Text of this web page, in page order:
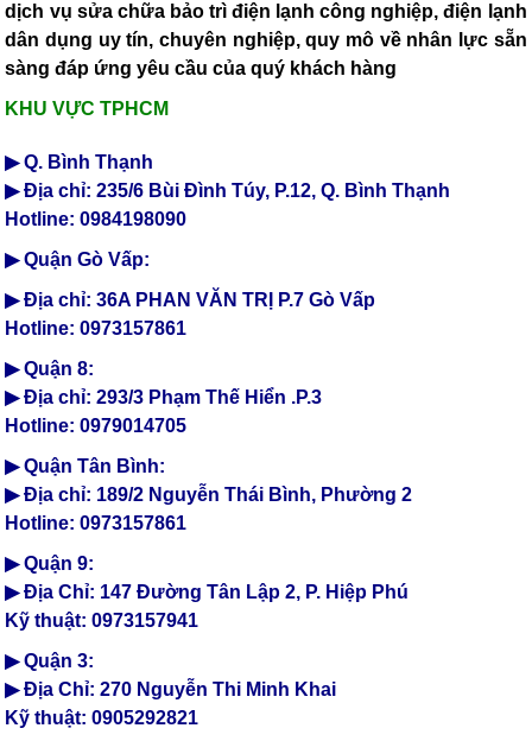
dịch vụ sửa chữa bảo trì điện lạnh công nghiệp, điện lạnh
dân dụng uy tín, chuyên nghiệp, quy mô về nhân lực sẵn
sàng đáp ứng yêu cầu của quý khách hàng
KHU VỰC TPHCM
▶ Q. Bình Thạnh
▶ Địa chỉ: 235/6 Bùi Đình Túy, P.12, Q. Bình Thạnh
Hotline: 0984198090
▶ Quận Gò Vấp:
▶ Địa chỉ: 36A PHAN VĂN TRỊ P.7 Gò Vấp
Hotline: 0973157861
▶ Quận 8:
▶ Địa chỉ: 293/3 Phạm Thế Hiển .P.3
Hotline: 0979014705
▶ Quận Tân Bình:
▶ Địa chỉ: 189/2 Nguyễn Thái Bình, Phường 2
Hotline: 0973157861
▶ Quận 9:
▶ Địa Chỉ: 147 Đường Tân Lập 2, P. Hiệp Phú
Kỹ thuật: 0973157941
▶ Quận 3:
▶ Địa Chỉ: 270 Nguyễn Thi Minh Khai
Kỹ thuật: 0905292821